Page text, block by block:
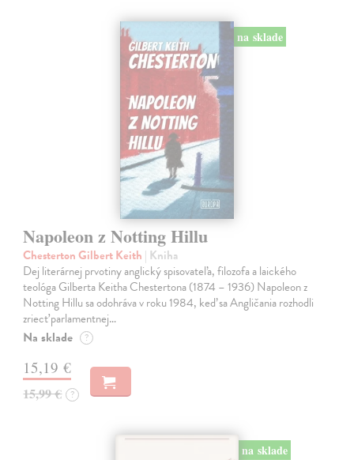
na sklade
Napoleon z Notting Hillu
Chesterton Gilbert Keith | Kniha
Dej literárnej prvotiny anglický spisovateľa, filozofa a laického
teológa Gilberta Keitha Chestertona (1874 – 1936) Napoleon z
Notting Hillu sa odohráva v roku 1984, keď sa Angličania rozhodli
zriecť parlamentnej…
Na sklade ?
15,19 €
15,99 € ?
na sklade